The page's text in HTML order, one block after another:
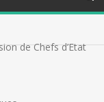
de Chefs d’Etat